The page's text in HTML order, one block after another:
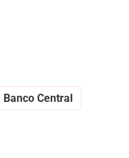
Banco Central